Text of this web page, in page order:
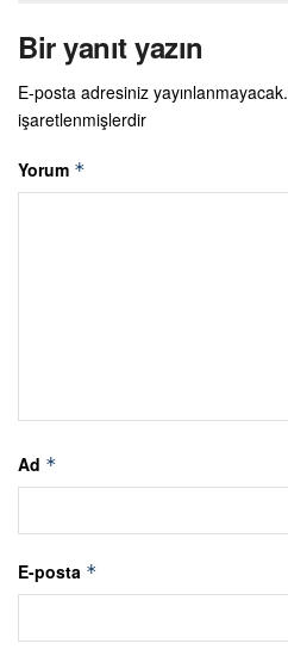
Bir yanıt yazın
E-posta adresiniz yayınlanmayacak.
işaretlenmişlerdir
Yorum *
Ad *
E-posta *